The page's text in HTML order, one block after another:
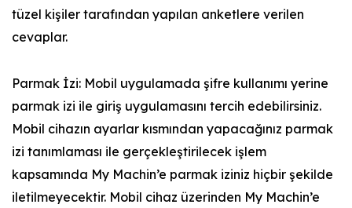
tüzel kişiler tarafından yapılan anketlere verilen
cevaplar.
Parmak İzi: Mobil uygulamada şifre kullanımı yerine
parmak izi ile giriş uygulamasını tercih edebilirsiniz.
Mobil cihazın ayarlar kısmından yapacağınız parmak
izi tanımlaması ile gerçekleştirilecek işlem
kapsamında My Machin’e parmak iziniz hiçbir şekilde
iletilmeyecektir. Mobil cihaz üzerinden My Machin’e